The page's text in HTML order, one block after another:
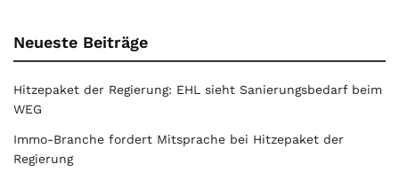
Neueste Beiträge
Hitzepaket der Regierung: EHL sieht Sanierungsbedarf beim
WEG
Immo-Branche fordert Mitsprache bei Hitzepaket der
Regierung